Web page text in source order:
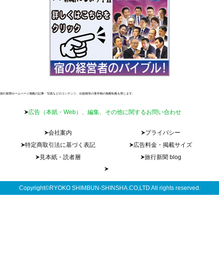
旅行新聞ホームページ掲載の記事・写真などのコンテンツ、出版物等の著作物の無断転載を禁じます。
広告（本紙・Web）、編集、その他に関するお問い合わせ
会社案内
プライバシー
特定商取引法に基づく表記
広告料金・掲載サイズ
見本紙・読者層
旅行新聞 blog
Copyright©RYOKO SHIMBUN-SHINSHA.CO,LTD All rights reserved.